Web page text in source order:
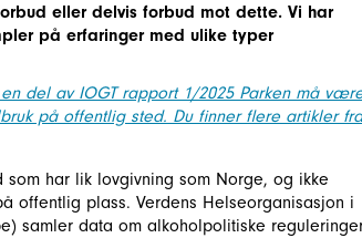
eller delvis forbud mot dette. Vi har
på erfaringer med ulike typer
del av IOGT rapport 1/2025 Parken må
på offentlig sted. Du finner flere artikler fra
som har lik lovgivning som Norge, og ikke
offentlig plass. Verdens Helseorganisasjon i
samler data om alkoholpolitiske